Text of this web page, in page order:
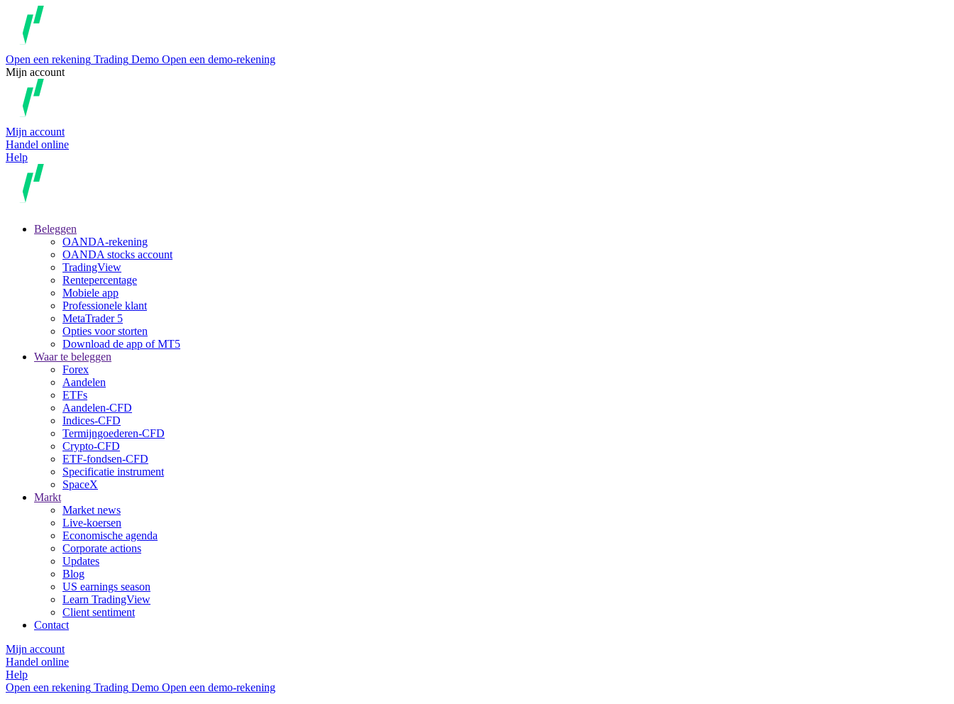
Open een rekening Trading Demo Open een demo-rekening
Mijn account
Mijn account
Handel online
Help
Beleggen
OANDA-rekening
OANDA stocks account
TradingView
Rentepercentage
Mobiele app
Professionele klant
MetaTrader 5
Opties voor storten
Download de app of MT5
Waar te beleggen
Forex
Aandelen
ETFs
Aandelen-CFD
Indices-CFD
Termijngoederen-CFD
Crypto-CFD
ETF-fondsen-CFD
Specificatie instrument
SpaceX
Markt
Market news
Live-koersen
Economische agenda
Corporate actions
Updates
Blog
US earnings season
Learn TradingView
Client sentiment
Contact
Mijn account
Handel online
Help
Open een rekening Trading Demo Open een demo-rekening